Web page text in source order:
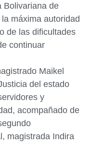
Bolivariana de
máxima autoridad
de las dificultades
continuar
Maikel
del estado
y
acompañado de
magistrada Indira